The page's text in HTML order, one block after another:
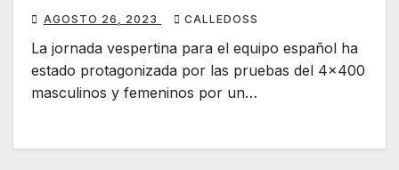
AGOSTO 26, 2023 CALLEDOSS
La jornada vespertina para el equipo español ha
estado protagonizada por las pruebas del 4×400
masculinos y femeninos por un…